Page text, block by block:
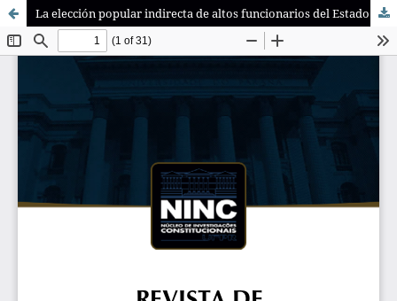
La elección popular indirecta de altos funcionarios del Estado en Venezuela y su violación por el Estado autoritario: el golpe de Estado de diciembre de 2014 dado con las inconstitucionales designaciones de los titulares de las ramas del Poder Público